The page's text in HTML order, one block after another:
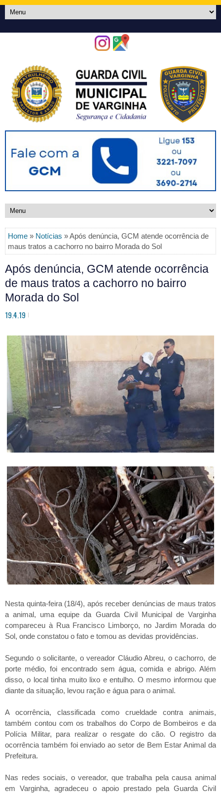
Home » Notícias » Após denúncia, GCM atende ocorrência de
maus tratos a cachorro no bairro Morada do Sol
Após denúncia, GCM atende ocorrência
de maus tratos a cachorro no bairro
Morada do Sol
19.4.19
Nesta quinta-feira (18/4), após receber denúncias de maus tratos
a animal, uma equipe da Guarda Civil Municipal de Varginha
compareceu à Rua Francisco Limborço, no Jardim Morada do
Sol, onde constatou o fato e tomou as devidas providências.
Segundo o solicitante, o vereador Cláudio Abreu, o cachorro, de
porte médio, foi encontrado sem água, comida e abrigo. Além
disso, o local tinha muito lixo e entulho. O mesmo informou que
diante da situação, levou ração e água para o animal.
A ocorrência, classificada como crueldade contra animais,
também contou com os trabalhos do Corpo de Bombeiros e da
Polícia Militar, para realizar o resgate do cão. O registro da
ocorrência também foi enviado ao setor de Bem Estar Animal da
Prefeitura.
Nas redes sociais, o vereador, que trabalha pela causa animal
em Varginha, agradeceu o apoio prestado pela Guarda Civil